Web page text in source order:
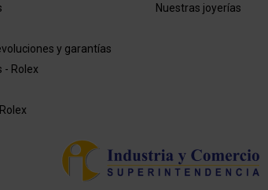
y garantías
- Rolex
Nuestras joyerías